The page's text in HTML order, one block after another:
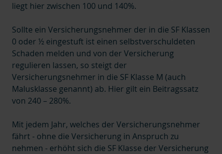
liegt hier zwischen 100 und 140%.
Sollte ein Versicherungsnehmer der in die SF Klassen
0 oder ½ eingestuft ist einen selbstverschuldeten
Schaden melden und von der Versicherung
regulieren lassen, so steigt der
Versicherungsnehmer in die SF Klasse M (auch
Malusklasse genannt) ab. Hier gilt ein Beitragssatz
von 240 – 280%.
Mit jedem Jahr, welches der Versicherungsnehmer
fährt - ohne die Versicherung in Anspruch zu
nehmen - erhöht sich die SF Klasse der Versicherung